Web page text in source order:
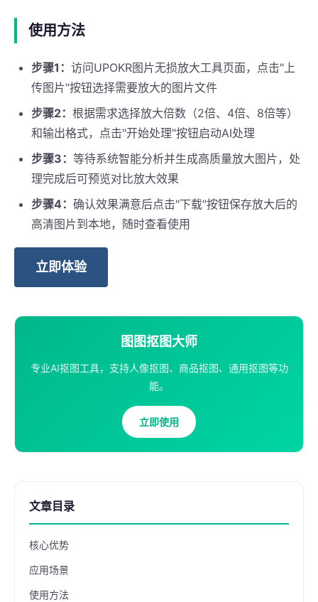
使用方法
步骤1： 访问UPOKR图片无损放大工具页面，点击"上
传图片"按钮选择需要放大的图片文件
步骤2： 根据需求选择放大倍数（2倍、4倍、8倍等）
和输出格式，点击"开始处理"按钮启动AI处理
步骤3： 等待系统智能分析并生成高质量放大图片，处
理完成后可预览对比放大效果
步骤4： 确认效果满意后点击"下载"按钮保存放大后的
高清图片到本地，随时查看使用
立即体验
图图抠图大师
专业AI抠图工具，支持人像抠图、商品抠图、通用抠图等功
能。
立即使用
文章目录
核心优势
应用场景
使用方法